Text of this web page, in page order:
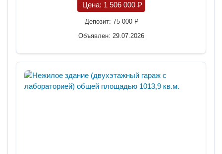
Цена: 1 506 000 P
Депозит: 75 000P
Объявлен: 29.07.2026